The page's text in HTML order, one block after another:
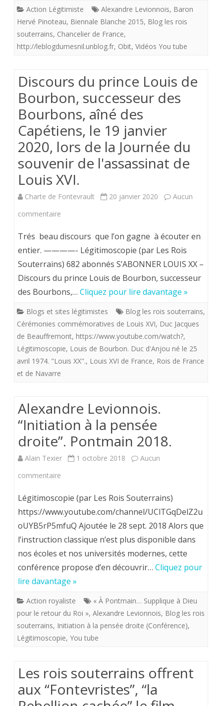
trône”.
rappelé
à
Dieu
24
novembre
2020.
Action Légitimiste Alexandre Levionnois, Baron
Hervé Pinoteau, Biennale Blanche 2015, Blog les rois
souterrains, Chancelier de France,
http://leblogdumesnil.unblog.fr, Obit, Vidéos You tube
Discours du prince Louis de
Bourbon, successeur des
Bourbons, aîné des
Capétiens, le 19 janvier
2020, lors de la Journée du
souvenir de l'assassinat de
Louis XVI.
Charte de Fontevrault 20 janvier 2020
Aucun
commentaire
prince
Louis
Bourbon,
successeur
des
des
Capétiens,
le
19
lors
de
la
du
de
l'assassinat
Trés beau discours que l’on gagne à écouter en
entier. ————- Légitimoscopie (par Les Rois
Souterrains) 682 abonnés S’ABONNER LOUIS XX –
Discours du prince Louis de Bourbon, successeur
des Bourbons,… Cliquez pour lire davantage »
Blogs et sites légitimistes Blog les rois souterrains,
Cérémonies commémoratives de Louis XVI, Duc Jacques
de Beauffremont, https://www.youtube.com/watch?,
Légitimoscopie, Louis de Bourbon. Duc d'Anjou né le 25
avril 1974. "Louis XX"., Louis XVI de France, Rois de France
et de Navarre
Alexandre Levionnois.
“Initiation à la pensée
droite”. Pontmain 2018.
Alain Texier 1 octobre 2018
Aucun
commentaire
Levionnois.
“Initiation
à
pensée
droite”.
Pontmain
2018.
Légitimoscopie (par Les Rois Souterrains)
https://www.youtube.com/channel/UClTGqDelZ2u
oUYB5rP5mfuQ Ajoutée le 28 sept. 2018 Alors que
l’instruction classique n’est plus disponible dans
nos écoles et nos universités modernes, cette
conférence propose d’en découvrir… Cliquez pour
lire davantage »
Action royaliste
« À Pontmain… Supplique à Dieu
pour le retour du Roi », Alexandre Levionnois, Blog les rois
souterrains, Initiation à la pensée droite (Conférence),
Légitimoscopie, You tube
Les rois souterrains offrent
aux “Fontevristes”, “la